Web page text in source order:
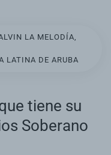
LA MELODÍA,
LATINA DE ARUBA
tiene su
Soberano